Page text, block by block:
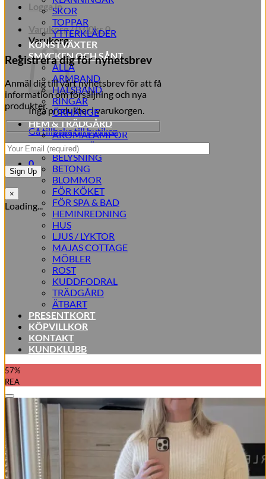
Registrera dig för nyhetsbrev
Anmäl dig till vårt nyhetsbrev för att få
information om försäljning och nya
produkter.
×
Loading...
Logga in
Varukorg /0,00kr 0
Varukorg
Inga produkter i varukorgen.
Gå tillbaka till butiken
0
SKOR
TOPPAR
YTTERKLÄDER
KONSTVÄXTER
SMYCKEN OCH SÅNT
ALLA
ARMBAND
HALSBAND
RINGAR
ÖRHÄNGE
HEM & TRÄDGÅRD
AROMALAMPOR
TILLBEHÖR
BELYSNING
BETONG
BLOMMOR
FÖR KÖKET
FÖR SPA & BAD
HEMINREDNING
HUS
LJUS / LYKTOR
MAJAS COTTAGE
MÖBLER
ROST
KUDDFODRAL
TRÄDGÅRD
ÄTBART
PRESENTKORT
KÖPVILLKOR
KONTAKT
KUNDKLUBB
57%
REA